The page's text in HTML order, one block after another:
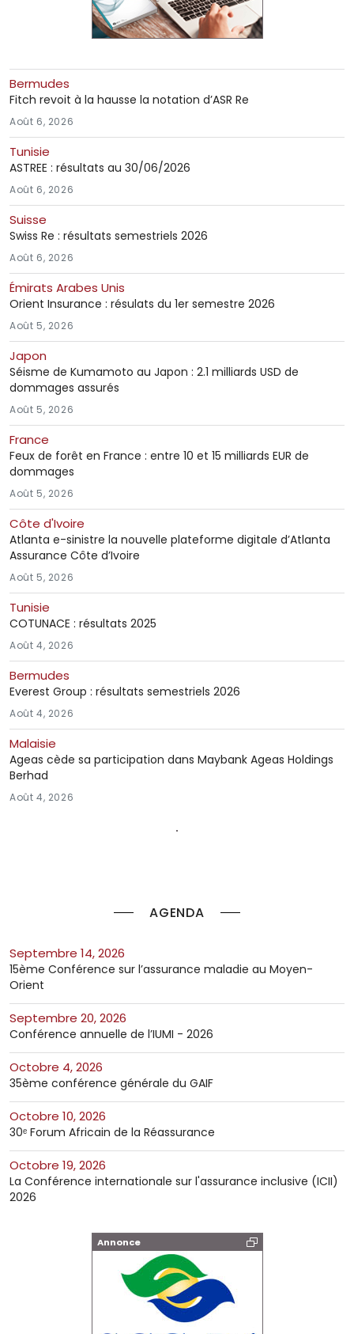
AGENDA
septembre 14, 2026
15ème Conférence sur l’assurance maladie au Moyen-
Orient
septembre 20, 2026
Conférence annuelle de l’IUMI - 2026
octobre 4, 2026
35ème conférence générale du GAIF
octobre 10, 2026
30ᵉ Forum Africain de la Réassurance
octobre 19, 2026
La Conférence internationale sur l'assurance inclusive (ICII)
2026
Annonce
Bermudes
Fitch revoit à la hausse la notation d’ASR Re
Août 6, 2026
Tunisie
ASTREE : résultats au 30/06/2026
Août 6, 2026
Suisse
Swiss Re : résultats semestriels 2026
Août 6, 2026
Émirats Arabes Unis
Orient Insurance : résulats du 1er semestre 2026
Août 5, 2026
Japon
Séisme de Kumamoto au Japon : 2.1 milliards USD de
dommages assurés
Août 5, 2026
France
Feux de forêt en France : entre 10 et 15 milliards EUR de
dommages
Août 5, 2026
Côte d'Ivoire
Atlanta e-sinistre la nouvelle plateforme digitale d’Atlanta
Assurance Côte d’Ivoire
Août 5, 2026
Tunisie
COTUNACE : résultats 2025
Août 4, 2026
Bermudes
Everest Group : résultats semestriels 2026
Août 4, 2026
Malaisie
Ageas cède sa participation dans Maybank Ageas Holdings
Berhad
Août 4, 2026